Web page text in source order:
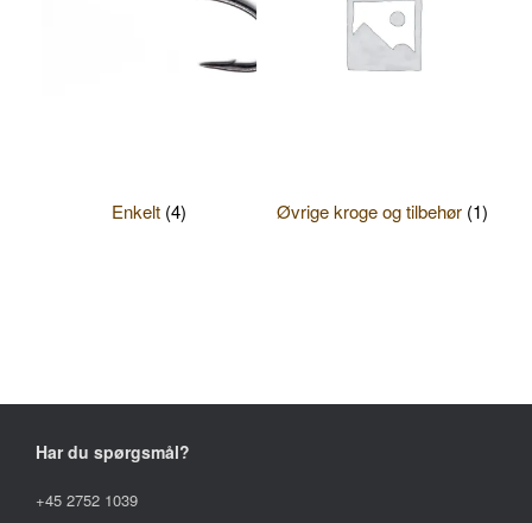
Enkelt (4) Øvrige kroge og tilbehør (1)
Har du spørgsmål?
+45 2752 1039